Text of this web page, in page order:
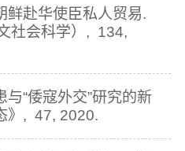
鲜赴华使臣私人贸易.
社会科学）, 134,
“倭寇外交”研究的新
》, 47, 2020.